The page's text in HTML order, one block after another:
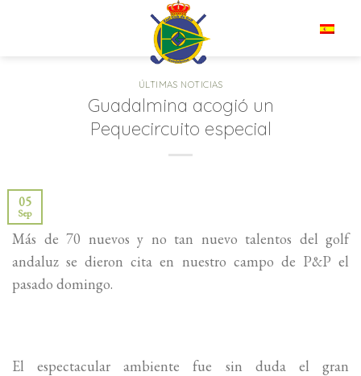
ÚLTIMAS NOTICIAS
Guadalmina acogió un
Pequecircuito especial
05
Sep
Más de 70 nuevos y no tan nuevo talentos del golf
andaluz se dieron cita en nuestro campo de P&P el
pasado domingo.
El espectacular ambiente fue sin duda el gran